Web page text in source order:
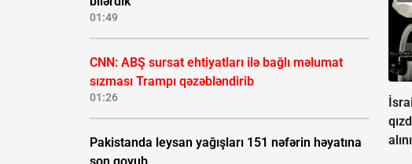
01:49
CNN: ABŞ sursat ehtiyatları ilə bağlı məlumat
sızması Trampı qəzəbləndirib
01:26
Pakistanda leysan yağışları 151 nəfərin həyatına